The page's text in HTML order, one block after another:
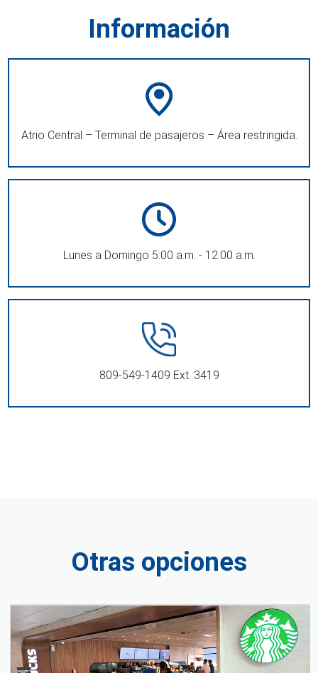
Información
Atrio Central – Terminal de pasajeros – Área restringida.
Lunes a Domingo 5:00 a.m. - 12:00 a.m.
809-549-1409 Ext. 3419
Otras opciones